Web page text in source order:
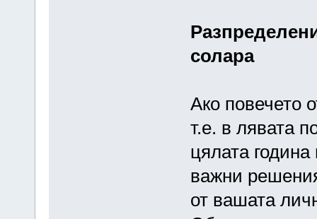
солара
Ако повечето
т.е. в лявата
цялата
важни
от вашата